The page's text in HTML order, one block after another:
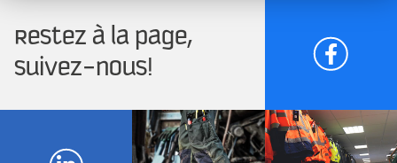
Restez à la page,
suivez-nous!